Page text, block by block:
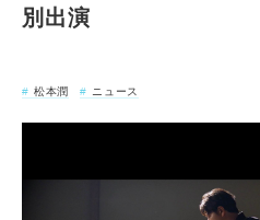
別出演
松本潤 ニュース